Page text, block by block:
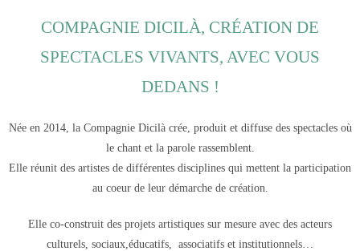
COMPAGNIE DICILÀ, CRÉATION DE
SPECTACLES VIVANTS, AVEC VOUS
DEDANS !
Née en 2014, la Compagnie Dicilà crée, produit et diffuse des spectacles où
le chant et la parole rassemblent.
Elle réunit des artistes de différentes disciplines qui mettent la participation
au coeur de leur démarche de création.
Elle co-construit des projets artistiques sur mesure avec des acteurs
culturels, sociaux,éducatifs, associatifs et institutionnels…